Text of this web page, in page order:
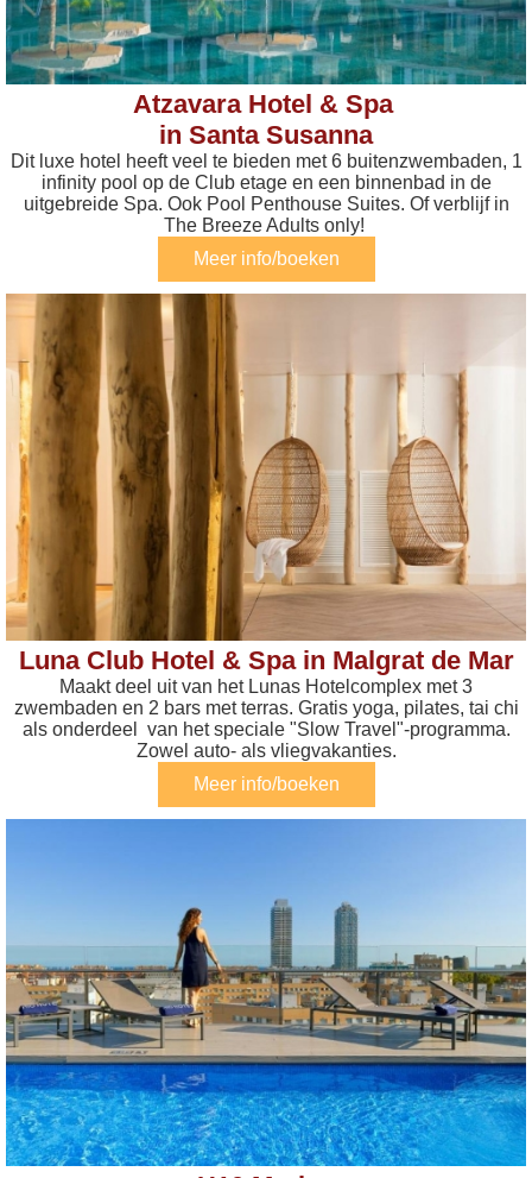
Atzavara Hotel & Spa
in Santa Susanna
Dit luxe hotel heeft veel te bieden met 6 buitenzwembaden, 1
infinity pool op de Club etage en een binnenbad in de
uitgebreide Spa. Ook Pool Penthouse Suites. Of verblijf in
The Breeze Adults only!
Meer info/boeken
Luna Club Hotel & Spa in Malgrat de Mar
Maakt deel uit van het Lunas Hotelcomplex met 3
zwembaden en 2 bars met terras. Gratis yoga, pilates, tai chi
als onderdeel van het speciale "Slow Travel"-programma.
Zowel auto- als vliegvakanties.
Meer info/boeken